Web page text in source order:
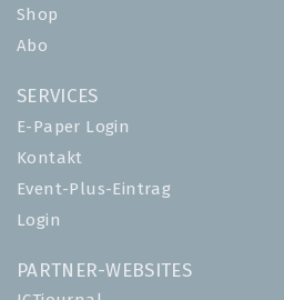
Shop
Abo
SERVICES
E-Paper Login
Kontakt
Event-Plus-Eintrag
Login
PARTNER-WEBSITES